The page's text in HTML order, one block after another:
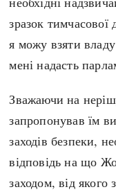
зразок тимчасової
я можу взяти
мені надасть
Зважаючи на
запропонував їм
заходів безпеки,
відповідь на що
заходом, від якого